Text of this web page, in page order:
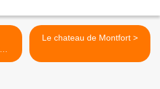
Le chateau de Montfort >